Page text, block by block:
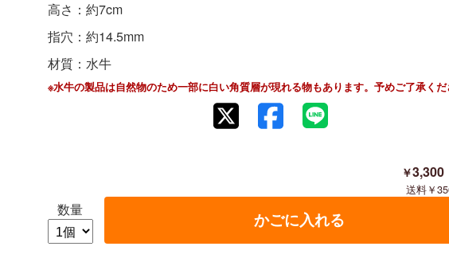
高さ：約7cm
指穴：約14.5mm
材質：水牛
※水牛の製品は自然物のため一部に白い角質層が現れる物もあります。予めご了承く
3,300
数量